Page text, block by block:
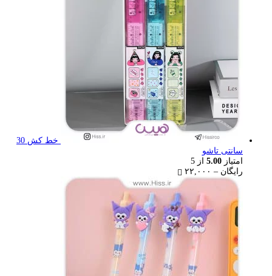
خط کش 30
سانتی تاشو
امتیاز 5.00 از 5
رایگان – ۲۲,۰۰۰
range:
رایگان
through
۲۲,۰۰۰ تومان